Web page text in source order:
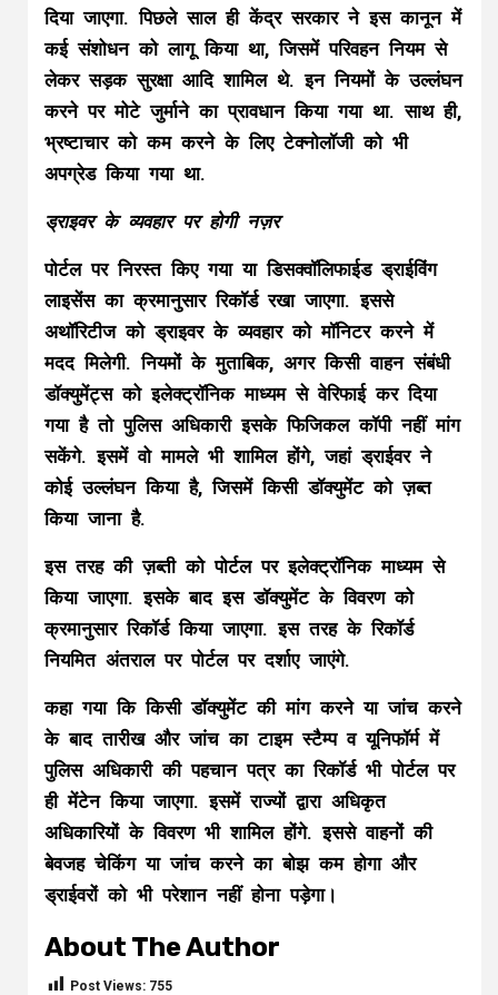
दिया जाएगा. पिछले साल ही केंद्र सरकार ने इस कानून में
कई संशोधन को लागू किया था, जिसमें परिवहन नियम से
लेकर सड़क सुरक्षा आदि शामिल थे. इन नियमों के उल्लंघन
करने पर मोटे जुर्माने का प्रावधान किया गया था. साथ ही,
भ्रष्टाचार को कम करने के लिए टेक्नोलॉजी को भी
अपग्रेड किया गया था.
ड्राइवर के व्यवहार पर होगी नज़र
पोर्टल पर निरस्त किए गया या डिसक्वॉलिफाईड ड्राईविंग
लाइसेंस का क्रमानुसार रिकॉर्ड रखा जाएगा. इससे
अथॉरिटीज को ड्राइवर के व्यवहार को मॉनिटर करने में
मदद मिलेगी. नियमों के मुताबिक, अगर किसी वाहन संबंधी
डॉक्युमेंट्स को इलेक्ट्रॉनिक माध्यम से वेरिफाई कर दिया
गया है तो पुलिस अधिकारी इसके फिजिकल कॉपी नहीं मांग
सकेंगे. इसमें वो मामले भी शामिल होंगे, जहां ड्राईवर ने
कोई उल्लंघन किया है, जिसमें किसी डॉक्युमेंट को ज़ब्त
किया जाना है.
इस तरह की ज़ब्ती को पोर्टल पर इलेक्ट्रॉनिक माध्यम से
किया जाएगा. इसके बाद इस डॉक्युमेंट के विवरण को
क्रमानुसार रिकॉर्ड किया जाएगा. इस तरह के रिकॉर्ड
नियमित अंतराल पर पोर्टल पर ​दर्शाए जाएंगे.
कहा गया कि किसी डॉक्युमेंट की मांग करने या जांच करने
के बाद तारीख और जांच का टाइम स्टैम्प व यूनिफॉर्म में
पुलिस अधिकारी की पहचान पत्र का रिकॉर्ड भी पोर्टल पर
ही मेंटेन किया जाएगा. इसमें राज्यों द्वारा अधिकृत
अधिकारियों के विवरण भी शामिल होंगे. इससे वाहनों की
बेवजह चेकिंग या जांच करने का बोझ कम होगा और
ड्राईवरों को भी परेशान नहीं होना पड़ेगा।
About The Author
Post Views: 755